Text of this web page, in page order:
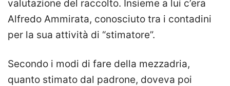
valutazione del raccolto. Insieme a lui c’era
Alfredo Ammirata, conosciuto tra i contadini
per la sua attività di “stimatore”.
Secondo i modi di fare della mezzadria,
quanto stimato dal padrone, doveva poi